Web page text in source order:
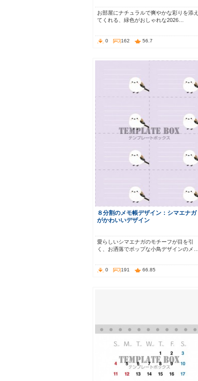
お部屋にナチュラルで爽やかな彩りを添え
てくれる、緑色がおしゃれな2026…
0 162 56.7
８分割のメモ帳デザイン：シマエナガ
がかわいいデザイン
愛らしいシマエナガのモチーフが目を引
く、お洒落でポップな小鳥デザインのメ…
0 191 66.85